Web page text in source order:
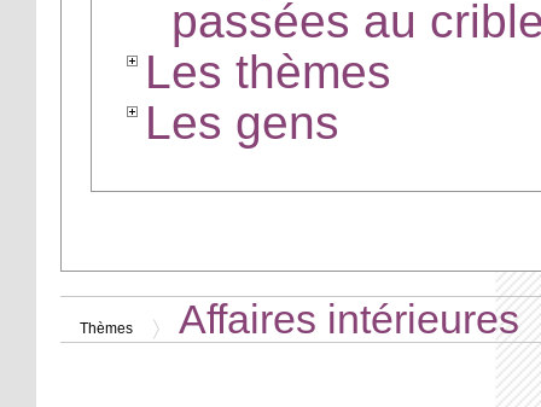
passées au
Les thèmes
Les gens
Thèmes Affaires intérieures